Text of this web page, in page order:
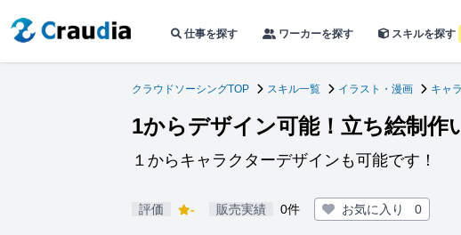
仕事を探す ワーカーを探す スキルを探す
クラウドソーシングTOP スキル一覧 イラスト・漫画 キャ
1からデザイン可能！立ち絵制作
１からキャラクターデザインも可能です！
評価 - 販売実績 0件 お気に入り 0